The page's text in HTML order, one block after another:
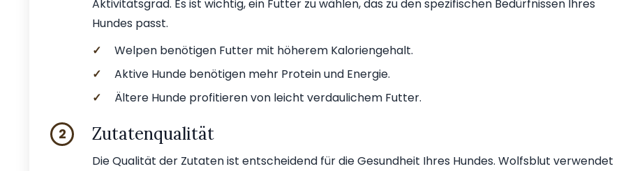
Aktivitätsgrad. Es ist wichtig, ein Futter zu wählen, das zu den spezifischen Bedürfnissen Ihres
Hundes passt.
✓
Welpen benötigen Futter mit höherem Kaloriengehalt.
✓
Aktive Hunde benötigen mehr Protein und Energie.
✓
Ältere Hunde profitieren von leicht verdaulichem Futter.
2 Zutatenqualität
Die Qualität der Zutaten ist entscheidend für die Gesundheit Ihres Hundes. Wolfsblut verwendet